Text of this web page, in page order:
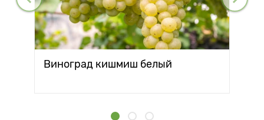
Виноград кишмиш белый